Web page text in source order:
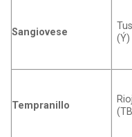
Sangiovese
(Ý)
Tempranillo